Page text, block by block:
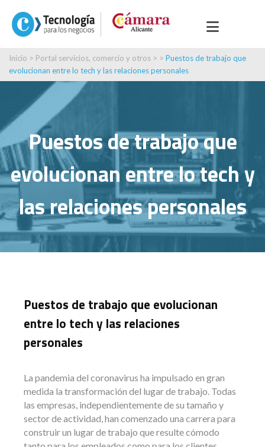
Inicio > Portal servicios, comercio y otros > > Puestos de trabajo que
evolucionan entre lo tech y las relaciones personales
Puestos de trabajo que
evolucionan entre lo tech y
las relaciones personales
Puestos de trabajo que evolucionan
entre lo tech y las relaciones
personales
La pandemia del coronavirus ha impulsado en gran
medida la transformación del lugar de trabajo. Todas
las empresas, independientemente de su tamaño y
sector de actividad, han comenzado una carrera para
construir un lugar de trabajo que resulte cómodo